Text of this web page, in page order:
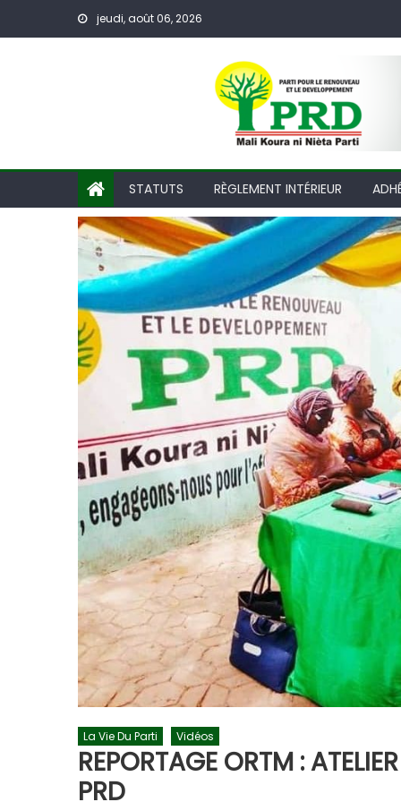
jeudi, août 06, 2026
STATUTS RÈGLEMENT INTÉRIEUR
La Vie Du Parti Vidéos
REPORTAGE ORTM :
PRD